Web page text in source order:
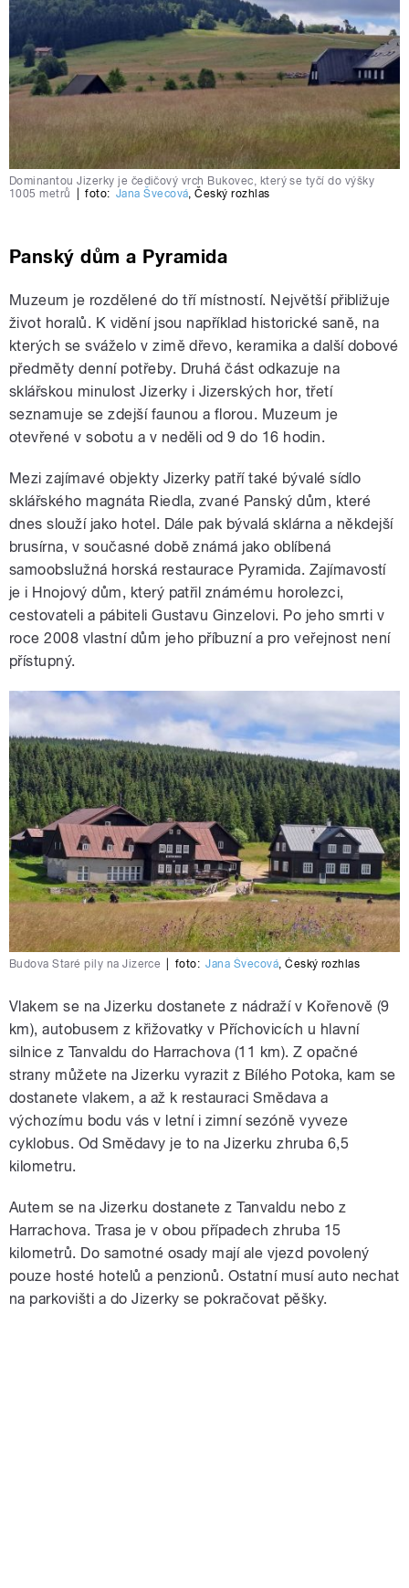
Dominantou Jizerky je čedičový vrch Bukovec, který se tyčí do výšky
1005 metrů
foto: Jana Švecová,Český rozhlas
Panský dům a Pyramida
Muzeum je rozdělené do tří místností. Největší přibližuje
život horalů. K vidění jsou například historické saně, na
kterých se sváželo v zimě dřevo, keramika a další dobové
předměty denní potřeby. Druhá část odkazuje na
sklářskou minulost Jizerky i Jizerských hor, třetí
seznamuje se zdejší faunou a florou. Muzeum je
otevřené v sobotu a v neděli od 9 do 16 hodin.
Mezi zajímavé objekty Jizerky patří také bývalé sídlo
sklářského magnáta Riedla, zvané Panský dům, které
dnes slouží jako hotel. Dále pak bývalá sklárna a někdejší
brusírna, v současné době známá jako oblíbená
samoobslužná horská restaurace Pyramida. Zajímavostí
je i Hnojový dům, který patřil známému horolezci,
cestovateli a pábiteli Gustavu Ginzelovi. Po jeho smrti v
roce 2008 vlastní dům jeho příbuzní a pro veřejnost není
přístupný.
Budova Staré pily na Jizerce foto: Jana Švecová ,Český rozhlas
Vlakem se na Jizerku dostanete z nádraží v Kořenově (9
km), autobusem z křižovatky v Příchovicích u hlavní
silnice z Tanvaldu do Harrachova (11 km). Z opačné
strany můžete na Jizerku vyrazit z Bílého Potoka, kam se
dostanete vlakem, a až k restauraci Smědava a
výchozímu bodu vás v letní i zimní sezóně vyveze
cyklobus. Od Smědavy je to na Jizerku zhruba 6,5
kilometru.
Autem se na Jizerku dostanete z Tanvaldu nebo z
Harrachova. Trasa je v obou případech zhruba 15
kilometrů. Do samotné osady mají ale vjezd povolený
pouze hosté hotelů a penzionů. Ostatní musí auto nechat
na parkovišti a do Jizerky se pokračovat pěšky.